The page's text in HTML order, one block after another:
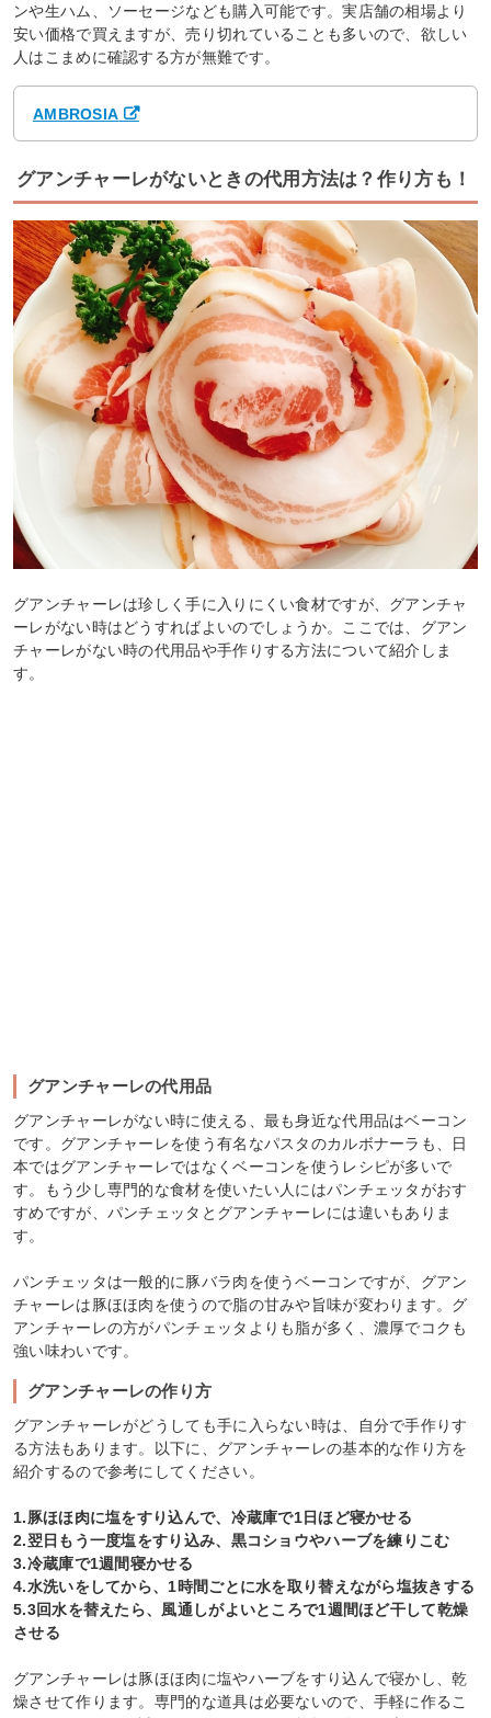
ンや生ハム、ソーセージなども購入可能です。実店舗の相場より
安い価格で買えますが、売り切れていることも多いので、欲しい
人はこまめに確認する方が無難です。
AMBROSIA
グアンチャーレがないときの代用方法は？作り方も！
グアンチャーレは珍しく手に入りにくい食材ですが、グアンチャ
ーレがない時はどうすればよいのでしょうか。ここでは、グアン
チャーレがない時の代用品や手作りする方法について紹介しま
す。
グアンチャーレの代用品
グアンチャーレがない時に使える、最も身近な代用品はベーコン
です。グアンチャーレを使う有名なパスタのカルボナーラも、日
本ではグアンチャーレではなくベーコンを使うレシピが多いで
す。もう少し専門的な食材を使いたい人にはパンチェッタがおす
すめですが、パンチェッタとグアンチャーレには違いもありま
す。
パンチェッタは一般的に豚バラ肉を使うベーコンですが、グアン
チャーレは豚ほほ肉を使うので脂の甘みや旨味が変わります。グ
アンチャーレの方がパンチェッタよりも脂が多く、濃厚でコクも
強い味わいです。
グアンチャーレの作り方
グアンチャーレがどうしても手に入らない時は、自分で手作りす
る方法もあります。以下に、グアンチャーレの基本的な作り方を
紹介するので参考にしてください。
1.豚ほほ肉に塩をすり込んで、冷蔵庫で1日ほど寝かせる
2.翌日もう一度塩をすり込み、黒コショウやハーブを練りこむ
3.冷蔵庫で1週間寝かせる
4.水洗いをしてから、1時間ごとに水を取り替えながら塩抜きする
5.3回水を替えたら、風通しがよいところで1週間ほど干して乾燥
させる
グアンチャーレは豚ほほ肉に塩やハーブをすり込んで寝かし、乾
燥させて作ります。専門的な道具は必要ないので、手軽に作るこ